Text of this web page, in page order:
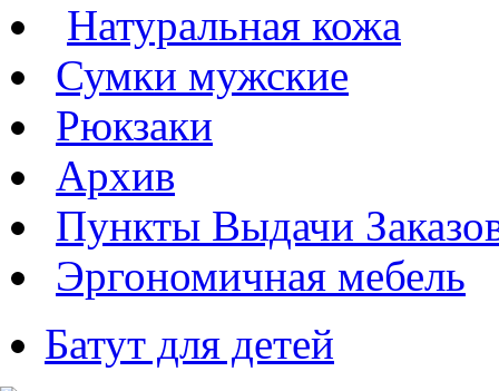
Натуральная кожа
Сумки мужские
Рюкзаки
Архив
Пункты Выдачи
Эргономичная мебель
Батут для детей